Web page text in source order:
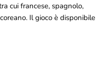
cui francese, spagnolo,
Il gioco è disponibile